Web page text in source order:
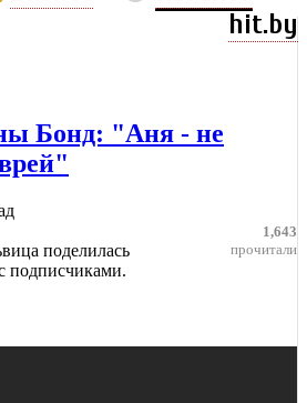
hit.by
Бонд: "Аня - не
1,643
прочитали
поделилась
подписчиками.